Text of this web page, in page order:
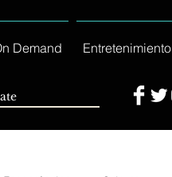
Demand Entretenimiento